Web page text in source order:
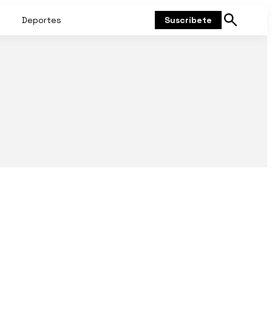
Deportes Suscríbete
Mostrar